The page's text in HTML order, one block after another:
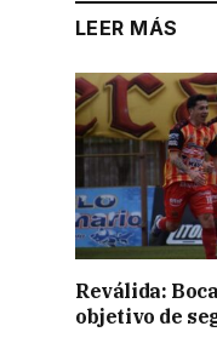
LEER MÁS
Reválida:
objetivo de